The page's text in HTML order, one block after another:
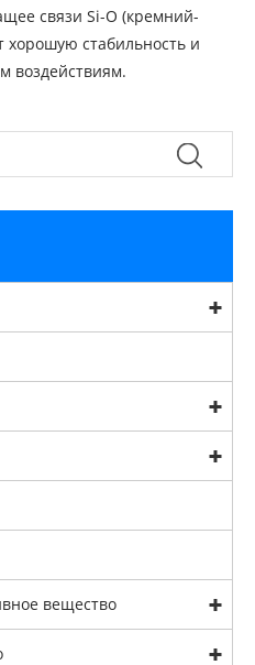
связи Si-O (кремний-
хорошую стабильность и
воздействиям.
вещество